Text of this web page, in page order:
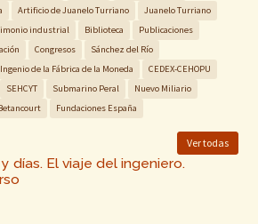
Artificio de Juanelo Turriano
Juanelo Turriano
industrial Biblioteca
Publicaciones
Congresos
Sánchez del Río
de la Fábrica de la Moneda
CEDEX-CEHOPU
SEHCYT Submarino Peral
Nuevo Miliario
Fundaciones España
Ver todas
días. El viaje del ingeniero.